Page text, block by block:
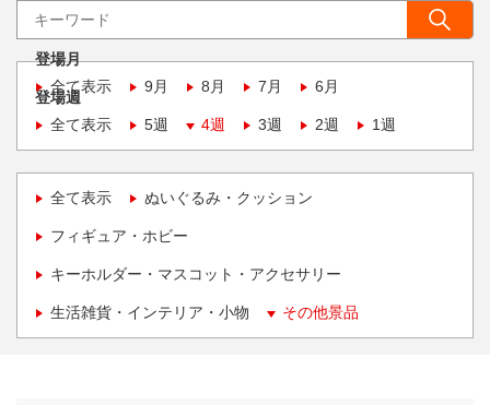
登場月
全て表示
9月 8月 7月 6月
登場週
全て表示
5週 4週 3週 2週 1週
全て表示 ぬいぐるみ・クッション
フィギュア・ホビー
キーホルダー・マスコット・アクセサリー
生活雑貨・インテリア・小物 その他景品